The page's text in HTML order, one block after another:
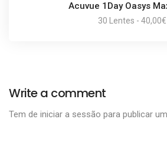
Acuvue 1Day Oasys
30 Lentes - 40,00€
Write a comment
Tem de iniciar a sessão para publicar